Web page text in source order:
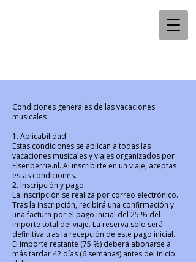
Condiciones generales de las vacaciones
musicales
1. Aplicabilidad
Estas condiciones se aplican a todas las
vacaciones musicales y viajes organizados por
Elsenberrie.nl. Al inscribirte en un viaje, aceptas
estas condiciones.
2. Inscripción y pago
La inscripción se realiza por correo electrónico.
Tras la inscripción, recibirá una confirmación y
una factura por el pago inicial del 25 % del
importe total del viaje. La reserva solo será
definitiva tras la recepción de este pago inicial.
El importe restante (75 %) deberá abonarse a
más tardar 42 días (6 semanas) antes del inicio